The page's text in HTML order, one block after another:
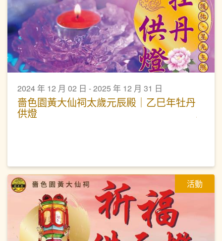
2024 年 12 月 02 日 - 2025 年 12 月 31 日
嗇色園黃大仙祠太歲元辰殿｜乙巳年牡丹
供燈
活動